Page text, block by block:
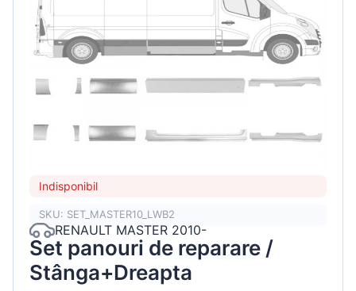
Indisponibil
SKU: SET_MASTER10_LWB2
RENAULT MASTER 2010-
Set panouri de reparare /
Stânga+Dreapta